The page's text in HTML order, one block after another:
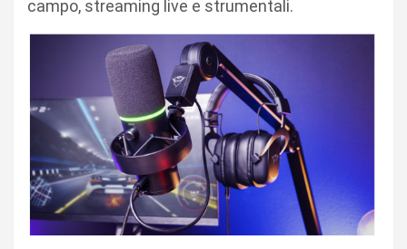
campo, streaming live e strumentali.